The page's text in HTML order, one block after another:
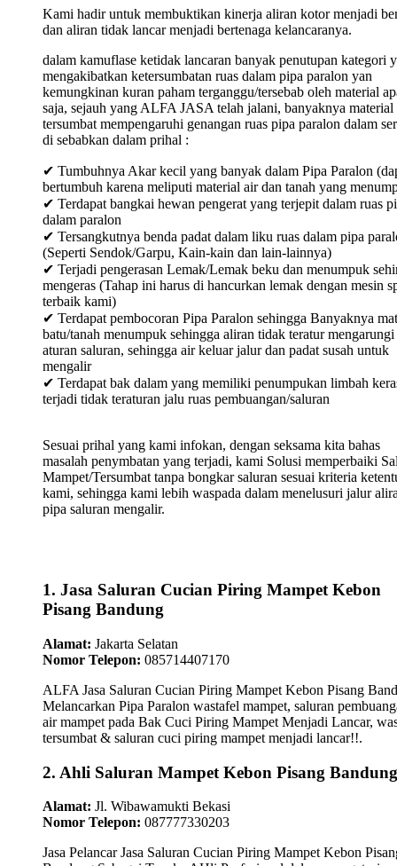
Kami hadir untuk membuktikan kinerja aliran kotor menjadi
dan aliran tidak lancar menjadi bertenaga kelancaranya.
dalam kamuflase ketidak lancaran banyak penutupan kategori
mengakibatkan ketersumbatan ruas dalam pipa paralon yan
kemungkinan kuran paham terganggu/tersebab oleh material
saja, sejauh yang ALFA JASA telah jalani, banyaknya material
tersumbat mempengaruhi genangan ruas pipa paralon dalam
di sebabkan dalam prihal :
✔ Tumbuhnya Akar kecil yang banyak dalam Pipa Paralon
bertumbuh karena meliputi material air dan tanah yang
✔ Terdapat bangkai hewan pengerat yang terjepit dalam ruas
dalam paralon
✔ Tersangkutnya benda padat dalam liku ruas dalam pipa
(Seperti Sendok/Garpu, Kain-kain dan lain-lainnya)
✔ Terjadi pengerasan Lemak/Lemak beku dan menumpuk
mengeras (Tahap ini harus di hancurkan lemak dengan mesin
terbaik kami)
✔ Terdapat pembocoran Pipa Paralon sehingga Banyaknya
batu/tanah menumpuk sehingga aliran tidak teratur mengarungi
aturan saluran, sehingga air keluar jalur dan padat susah untuk
mengalir
✔ Terdapat bak dalam yang memiliki penumpukan limbah
terjadi tidak teraturan jalu ruas pembuangan/saluran
Sesuai prihal yang kami infokan, dengan seksama kita bahas
masalah penymbatan yang terjadi, kami Solusi memperbaiki
Mampet/Tersumbat tanpa bongkar saluran sesuai kriteria
kami, sehingga kami lebih waspada dalam menelusuri jalur
pipa saluran mengalir.
1. Jasa Saluran Cucian Piring Mampet Kebon
Pisang Bandung
Alamat: Jakarta Selatan
Nomor Telepon: 085714407170
ALFA Jasa Saluran Cucian Piring Mampet Kebon Pisang
Melancarkan Pipa Paralon wastafel mampet, saluran
air mampet pada Bak Cuci Piring Mampet Menjadi Lancar,
tersumbat & saluran cuci piring mampet menjadi lancar!!.
2. Ahli Saluran Mampet Kebon Pisang Bandung
Alamat: Jl. Wibawamukti Bekasi
Nomor Telepon: 087777330203
Jasa Pelancar Jasa Saluran Cucian Piring Mampet Kebon